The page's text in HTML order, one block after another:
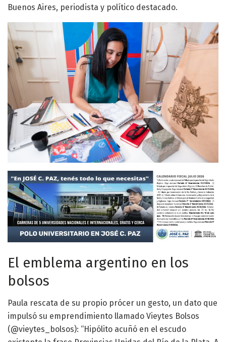
Buenos Aires, periodista y político destacado.
El emblema argentino en los
bolsos
Paula rescata de su propio prócer un gesto, un dato que
impulsó su emprendimiento llamado Vieytes Bolsos
(@vieytes_bolsos): “Hipólito acuñó en el escudo